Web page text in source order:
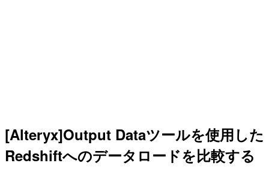
[Alteryx]Output Dataツールを使用した
Redshiftへのデータロードを比較する